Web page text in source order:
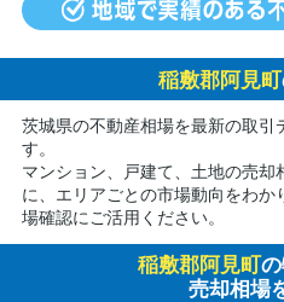
稲敷郡阿見町
茨城県の不動産相場を最新の取引
す。
マンション、戸建て、土地の売却
に、エリアごとの市場動向をわ
場確認にご活用ください。
稲敷郡阿見町
売却相場